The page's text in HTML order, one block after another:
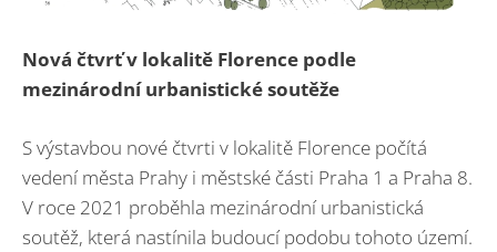
Nová čtvrť v lokalitě Florence podle
mezinárodní urbanistické soutěže
S výstavbou nové čtvrti v lokalitě Florence počítá
vedení města Prahy i městské části Praha 1 a Praha 8.
V roce 2021 proběhla mezinárodní urbanistická
soutěž, která nastínila budoucí podobu tohoto území.